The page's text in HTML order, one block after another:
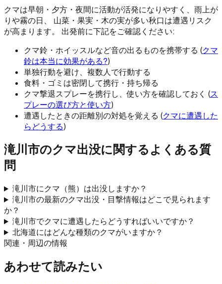
クマは早朝・夕方・夜間に活動が活発になりやすく、雨上が
りや霧の日、 山菜・果実・木の実が多い秋口は遭遇リスク
が高まります。 出発前に下記をご確認ください:
クマ鈴・ホイッスルなど音の出るものを携帯する (クマ
鈴は本当に効果がある?)
単独行動を避け、複数人で行動する
食料・ゴミは密閉して携行・持ち帰る
クマ撃退スプレーを携行し、使い方を確認しておく (ス
プレーの選び方と使い方)
遭遇したときの距離別の対処を覚える (クマに遭遇した
らどうする)
滝川市のクマ出没に関するよくある質
問
滝川市にクマ（熊）は出没しますか？
滝川市の最新のクマ出没・目撃情報はどこで見られます
か？
滝川市でクマに遭遇したらどうすればいいですか？
北海道にはどんな種類のクマがいますか？
関連・周辺の情報
あわせて読みたい